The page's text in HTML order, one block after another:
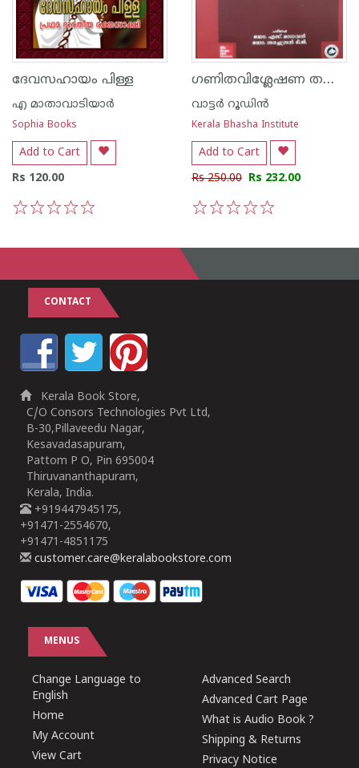
ദേവസഹായം പിള്ള
എ മാതാവാടിയാര്‍
Sophia Books
Add to Cart
Rs 120.00
ഗണിതവിശ്ലേഷണ തത്വങ്ങള്‍
വാട്ടര്‍ റൂഡിന്‍
Kerala Bhasha Institute
Add to Cart
Rs 250.00 Rs 232.00
CONTACT
Kerala Book Store,
C/O Consors Technologies Pvt Ltd,
B-30,Pillaveedu Nagar,
Kesavadasapuram,
Pattom P O, Pin 695004
Thiruvananthapuram,
Kerala, India.
+919447945175,
+91471-2554670,
+91471-4851175
customer.care@keralabookstore.com
MENUS
Change Language to
English
Home
My Account
View Cart
Advanced Search
Advanced Cart Page
What is Audio Book ?
Shipping & Returns
Privacy Notice